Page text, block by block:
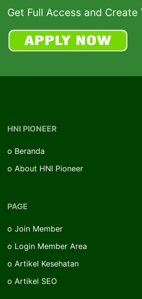
Get Full Access and Create
HNI PIONEER
o Beranda
o About HNI Pioneer
PAGE
o Join Member
o Login Member Area
o Artikel Kesehatan
o Artikel SEO